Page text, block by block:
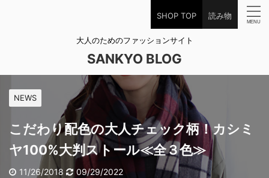
SHOP TOP 読み物
大人のためのファッションサイト
SANKYO BLOG
NEWS
こだわり配色の大人チェック柄！カシミ
ヤ100%大判ストール≪全３色≫
11/26/2018 09/29/2022